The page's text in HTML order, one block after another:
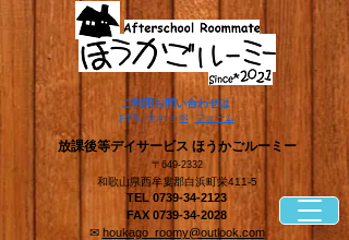
​ご利用お問い合わせは
​お問い合わせ ✉ フォーム
​放課後等デイサービス ほうかごルーミー
〒649-2332
和歌山県西牟婁郡白浜町栄411-5
TEL0739-34-2123
FAX 0739-34-2028
✉ houkago_roomy@outlook.com